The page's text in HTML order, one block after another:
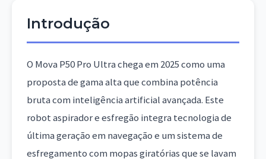
Introdução
O Mova P50 Pro Ultra chega em 2025 como uma
proposta de gama alta que combina potência
bruta com inteligência artificial avançada. Este
robot aspirador e esfregão integra tecnologia de
última geração em navegação e um sistema de
esfregamento com mopas giratórias que se lavam